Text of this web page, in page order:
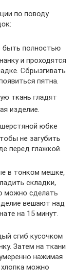
по поводу
быть полностью
и проходятся
Сбрызгивать
пятна.
ткань гладят
изделие.
юбке
не загубить
перед глажкой.
в тонком мешке,
складки,
можно сделать
вешают над
на 15 минут.
сгиб кусочком
Затем на ткани
нажимая
можно